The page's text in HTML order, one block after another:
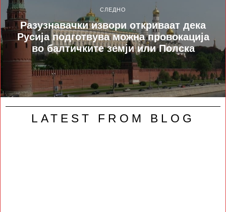
СЛЕДНО
Разузнавачки извори откриваат дека
Русија подготвува можна провокација
во балтичките земји или Полска
LATEST FROM BLOG